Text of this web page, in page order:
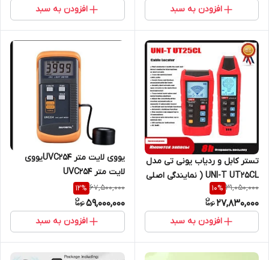
افزودن به سبد افزودن به سبد
تستر کابل و ردیاب یونی تی مدل
UNI-T UT25CL ( نمایندگی اصلی
جوش آزما تجهیز 09120741826)
31,050,000
10%
27,830,000
افزودن به سبد
یووی لایت متر UVC254یووی
لایت متر UVC254
67,500,000
12%
59,000,000
افزودن به سبد